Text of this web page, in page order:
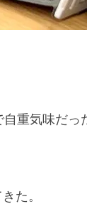
重気味だっ
た。